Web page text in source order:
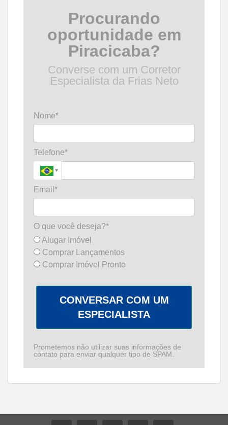
Procurando
oportunidade em
Piracicaba?
Converse com um Corretor
Especialista da Frias Neto
Nome*
Telefone*
Email*
O que você deseja?*
Alugar Imóvel
Comprar Lançamentos
Comprar Imóvel Pronto
CONVERSAR COM UM
ESPECIALISTA
Prometemos não utilizar suas informações de
contato para enviar qualquer tipo de SPAM.